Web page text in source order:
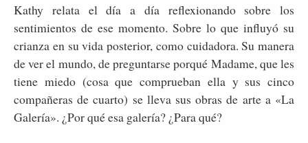
Kathy relata el día a día reflexionando sobre los
sentimientos de ese momento. Sobre lo que influyó su
crianza en su vida posterior, como cuidadora. Su manera
de ver el mundo, de preguntarse porqué Madame, que les
tiene miedo (cosa que comprueban ella y sus cinco
compañeras de cuarto) se lleva sus obras de arte a «La
Galería». ¿Por qué esa galería? ¿Para qué?